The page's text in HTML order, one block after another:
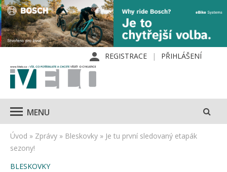
REGISTRACE PŘIHLÁŠENÍ
MENU
Úvod » Zprávy » Bleskovky » Je tu první sledovaný etapák
sezony!
BLESKOVKY